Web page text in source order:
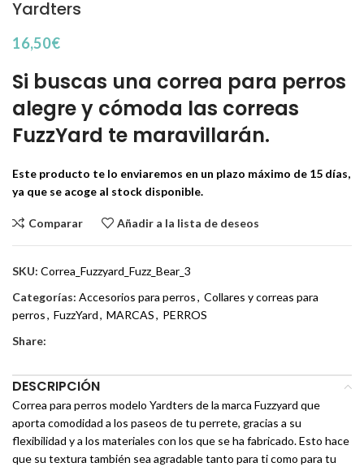
Yardters
16,50€
Si buscas una correa para perros
alegre y cómoda las correas
FuzzYard te maravillarán.
Este producto te lo enviaremos en un plazo máximo de 15 días,
ya que se acoge al stock disponible.
Comparar Añadir a la lista de deseos
SKU: Correa_Fuzzyard_Fuzz_Bear_3
Categorías: Accesorios para perros, Collares y correas para
perros, FuzzYard, MARCAS, PERROS
Share:
DESCRIPCIÓN
Correa para perros modelo Yardters de la marca Fuzzyard que
aporta comodidad a los paseos de tu perrete, gracias a su
flexibilidad y a los materiales con los que se ha fabricado. Esto hace
que su textura también sea agradable tanto para ti como para tu